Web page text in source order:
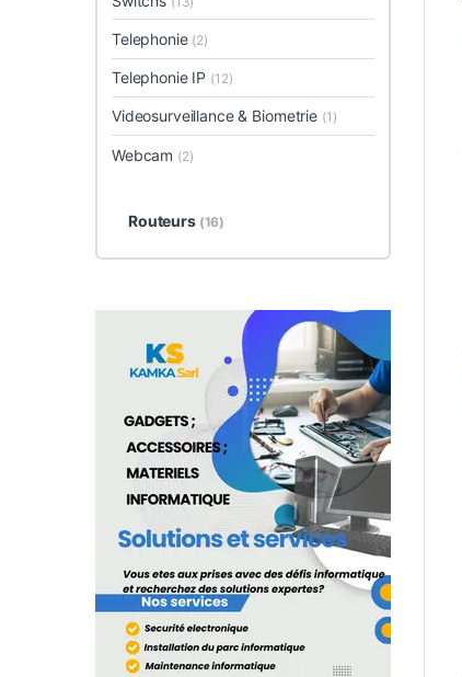
Telephonie (2)
Telephonie IP (12)
Videosurveillance & Biometrie (1)
Webcam (2)
Routeurs (16)